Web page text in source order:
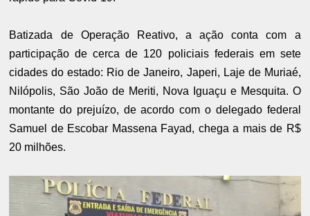
Batizada de Operação Reativo, a ação conta com a
participação de cerca de 120 policiais federais em sete
cidades do estado: Rio de Janeiro, Japeri, Laje de Muriaé,
Nilópolis, São João de Meriti, Nova Iguaçu e Mesquita. O
montante do prejuízo, de acordo com o delegado federal
Samuel de Escobar Massena Fayad, chega a mais de R$
20 milhões.